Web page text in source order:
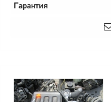
Гарантия